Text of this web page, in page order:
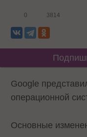
0 3814
Google
операционной
Основные